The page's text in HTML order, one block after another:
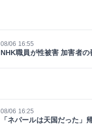
08/06 16:55
NHK職員が性被害 加害者
08/06 16:25
「ネパールは天国だった」